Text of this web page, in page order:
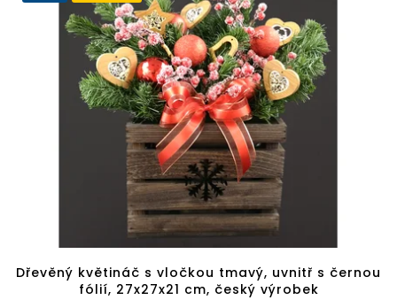
Dřevěný květináč s vločkou tmavý, uvnitř s černou
fólií, 27x27x21 cm, český výrobek